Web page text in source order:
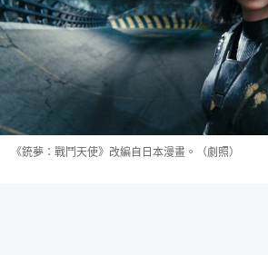
《銃夢：戰鬥天使》改編自日本漫畫。（劇照）